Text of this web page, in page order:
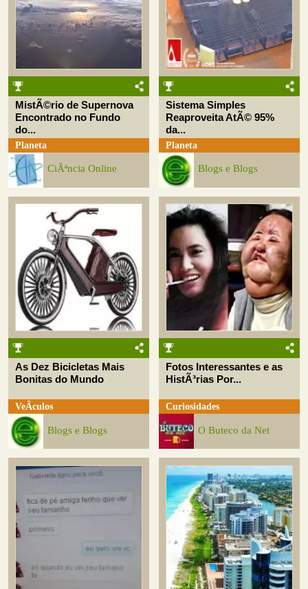
MistÃ©rio de Supernova
Encontrado no Fundo
do...
Planeta
CiÃªncia Online
Sistema Simples
Reaproveita AtÃ© 95%
da...
Planeta
Blogs e Blogs
As Dez Bicicletas Mais
Bonitas do Mundo
VeÃ­culos
Blogs e Blogs
Fotos Interessantes e as
HistÃ³rias Por...
Curiosidades
O Buteco da Net